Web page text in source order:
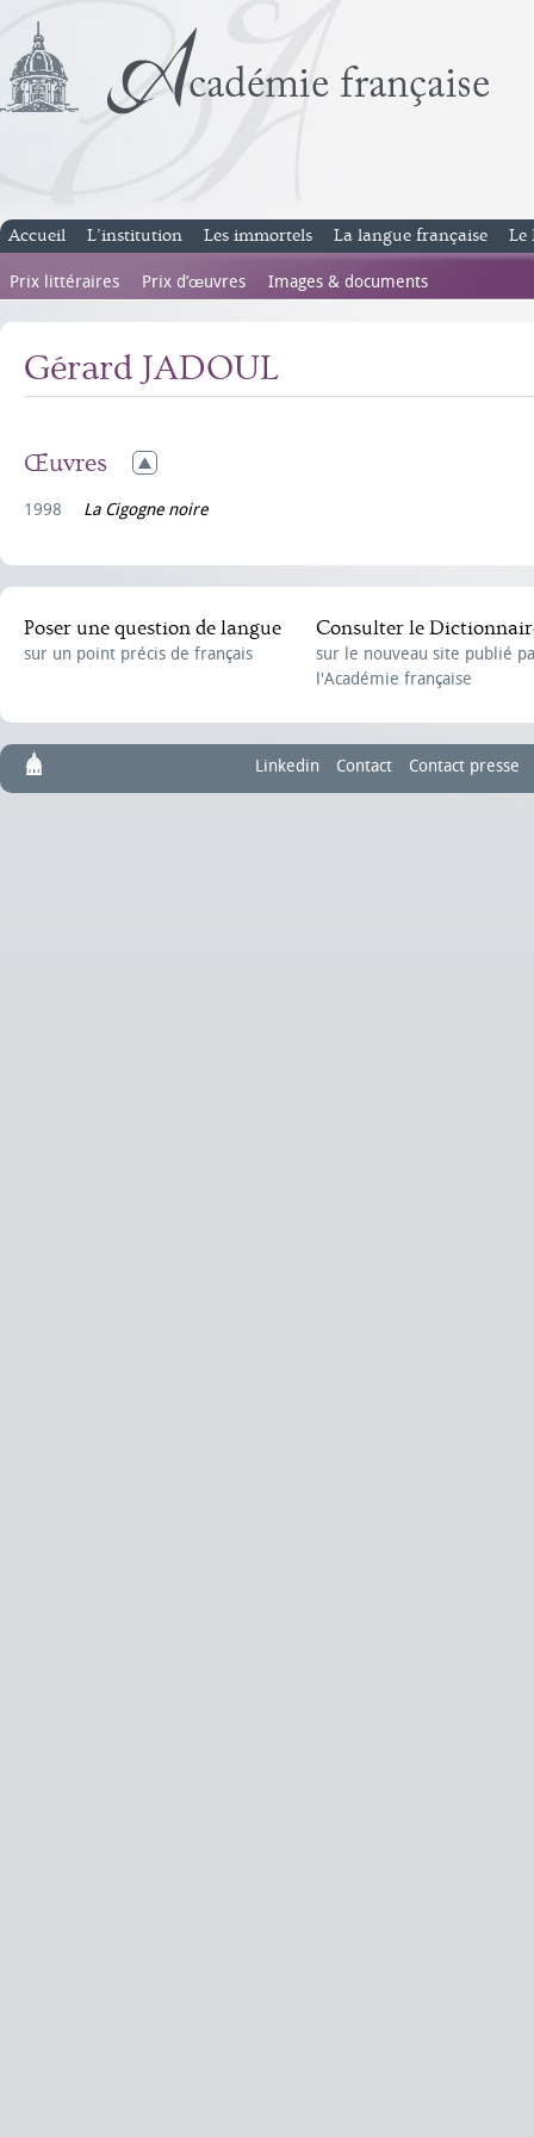
Accueil L’institution Les immortels La langue française Le
Prix littéraires Prix d’œuvres Images & documents
Gérard JADOUL
Œuvres
1998 La Cigogne noire
Poser une question de langue
sur un point précis de français
Consulter le
sur le nouveau site publié
l'Académie française
Linkedin Contact Contact presse